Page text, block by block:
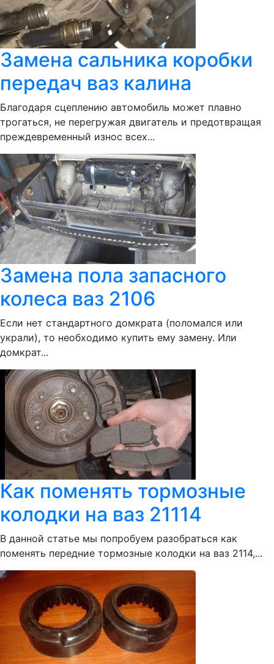
Замена сальника коробки
передач ваз калина
Благодаря сцеплению автомобиль может плавно
трогаться, не перегружая двигатель и предотвращая
преждевременный износ всех...
Замена пола запасного
колеса ваз 2106
Если нет стандартного домкрата (поломался или
украли), то необходимо купить ему замену. Или
домкрат...
Как поменять тормозные
колодки на ваз 21114
В данной статье мы попробуем разобраться как
поменять передние тормозные колодки на ваз 2114,...